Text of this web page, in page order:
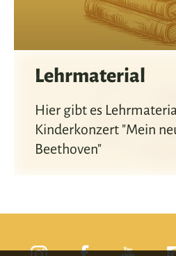
Lehrmaterial
Hier gibt es
Kinderkonzert "Mein
Beethoven"